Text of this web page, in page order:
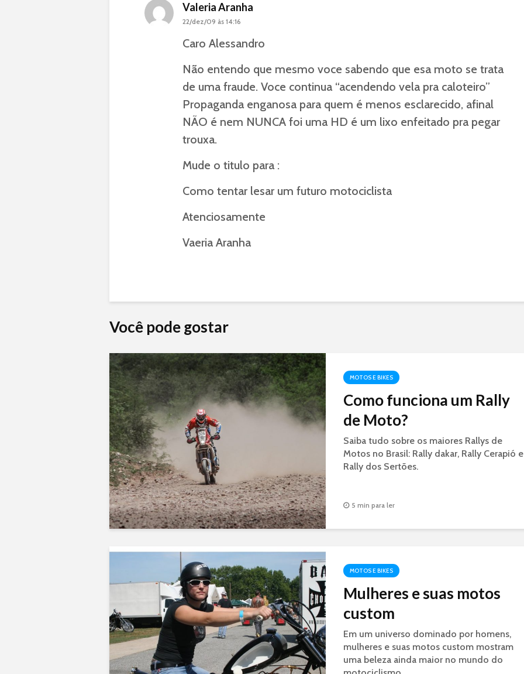
Valeria Aranha
22/dez/09 às 14:16
Caro Alessandro
Não entendo que mesmo voce sabendo que esa moto se trata
de uma fraude. Voce continua “acendendo vela pra caloteiro”
Propaganda enganosa para quem é menos esclarecido, afinal
NÃO é nem NUNCA foi uma HD é um lixo enfeitado pra pegar
trouxa.
Mude o titulo para :
Como tentar lesar um futuro motociclista
Atenciosamente
Vaeria Aranha
Você pode gostar
MOTOS E BIKES
Como funciona um Rally
de Moto?
Saiba tudo sobre os maiores Rallys de
Motos no Brasil: Rally dakar, Rally Cerapió e
Rally dos Sertões.
5 min para ler
MOTOS E BIKES
Mulheres e suas motos
custom
Em um universo dominado por homens,
mulheres e suas motos custom mostram
uma beleza ainda maior no mundo do